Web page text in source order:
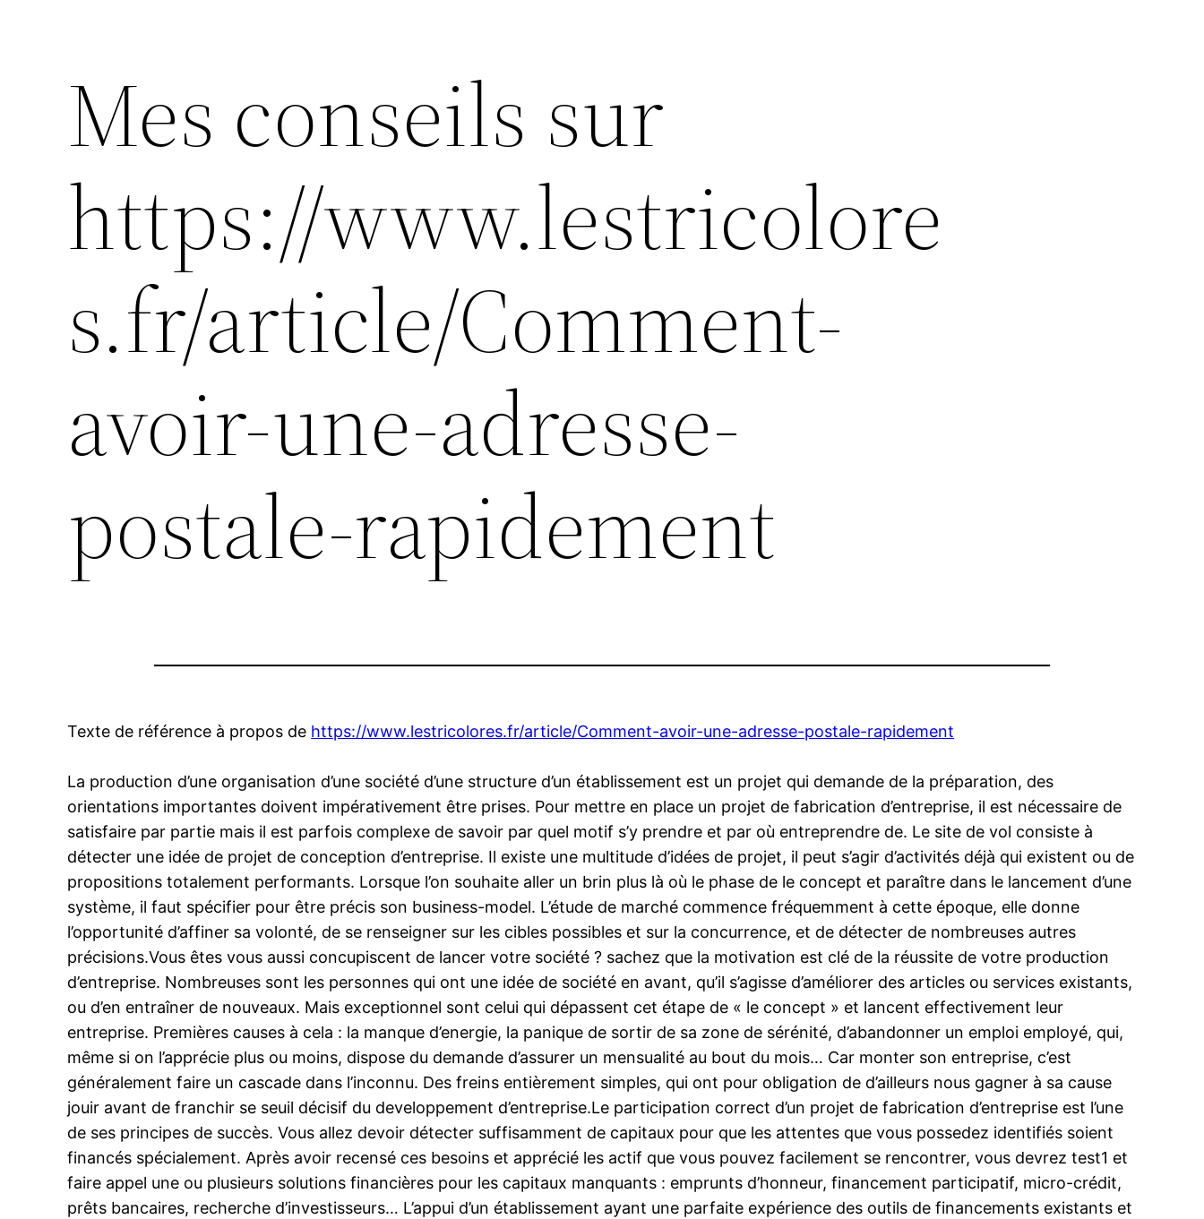
Mes conseils sur
https://www.lestricolore
s.fr/article/Comment-
avoir-une-adresse-
postale-rapidement
Texte de référence à propos de https://www.lestricolores.fr/article/Comment-avoir-une-adresse-postale-rapidement
La production d’une organisation d’une société d’une structure d’un établissement est un projet qui demande de la préparation, des
orientations importantes doivent impérativement être prises. Pour mettre en place un projet de fabrication d’entreprise, il est nécessaire de
satisfaire par partie mais il est parfois complexe de savoir par quel motif s’y prendre et par où entreprendre de. Le site de vol consiste à
détecter une idée de projet de conception d’entreprise. Il existe une multitude d’idées de projet, il peut s’agir d’activités déjà qui existent ou de
propositions totalement performants. Lorsque l’on souhaite aller un brin plus là où le phase de le concept et paraître dans le lancement d’une
système, il faut spécifier pour être précis son business-model. L’étude de marché commence fréquemment à cette époque, elle donne
l’opportunité d’affiner sa volonté, de se renseigner sur les cibles possibles et sur la concurrence, et de détecter de nombreuses autres
précisions.Vous êtes vous aussi concupiscent de lancer votre société ? sachez que la motivation est clé de la réussite de votre production
d’entreprise. Nombreuses sont les personnes qui ont une idée de société en avant, qu’il s’agisse d’améliorer des articles ou services existants,
ou d’en entraîner de nouveaux. Mais exceptionnel sont celui qui dépassent cet étape de « le concept » et lancent effectivement leur
entreprise. Premières causes à cela : la manque d’energie, la panique de sortir de sa zone de sérénité, d’abandonner un emploi employé, qui,
même si on l’apprécie plus ou moins, dispose du demande d’assurer un mensualité au bout du mois… Car monter son entreprise, c’est
généralement faire un cascade dans l’inconnu. Des freins entièrement simples, qui ont pour obligation de d’ailleurs nous gagner à sa cause
jouir avant de franchir se seuil décisif du developpement d’entreprise.Le participation correct d’un projet de fabrication d’entreprise est l’une
de ses principes de succès. Vous allez devoir détecter suffisamment de capitaux pour que les attentes que vous possedez identifiés soient
financés spécialement. Après avoir recensé ces besoins et apprécié les actif que vous pouvez facilement se rencontrer, vous devrez test1 et
faire appel une ou plusieurs solutions financières pour les capitaux manquants : emprunts d’honneur, financement participatif, micro-crédit,
prêts bancaires, recherche d’investisseurs… L’appui d’un établissement ayant une parfaite expérience des outils de financements existants et